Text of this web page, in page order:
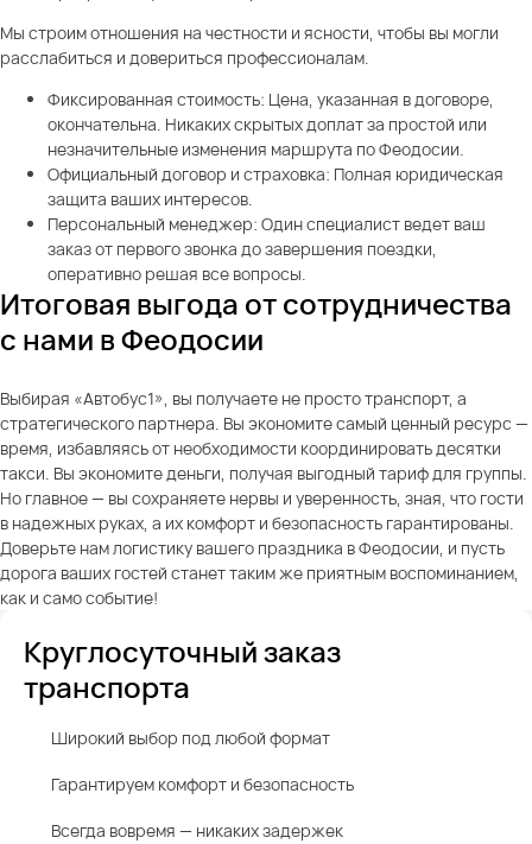
Мы строим отношения на честности и ясности, чтобы вы могли
расслабиться и довериться профессионалам.
Фиксированная стоимость: Цена, указанная в договоре,
окончательна. Никаких скрытых доплат за простой или
незначительные изменения маршрута по Феодосии.
Официальный договор и страховка: Полная юридическая
защита ваших интересов.
Персональный менеджер: Один специалист ведет ваш
заказ от первого звонка до завершения поездки,
оперативно решая все вопросы.
Итоговая выгода от сотрудничества
с нами в Феодосии
Выбирая «Автобус1», вы получаете не просто транспорт, а
стратегического партнера. Вы экономите самый ценный ресурс —
время, избавляясь от необходимости координировать десятки
такси. Вы экономите деньги, получая выгодный тариф для группы.
Но главное — вы сохраняете нервы и уверенность, зная, что гости
в надежных руках, а их комфорт и безопасность гарантированы.
Доверьте нам логистику вашего праздника в Феодосии, и пусть
дорога ваших гостей станет таким же приятным воспоминанием,
как и само событие!
Круглосуточный заказ
транспорта
Широкий выбор под любой формат
Гарантируем комфорт и безопасность
Всегда вовремя — никаких задержек